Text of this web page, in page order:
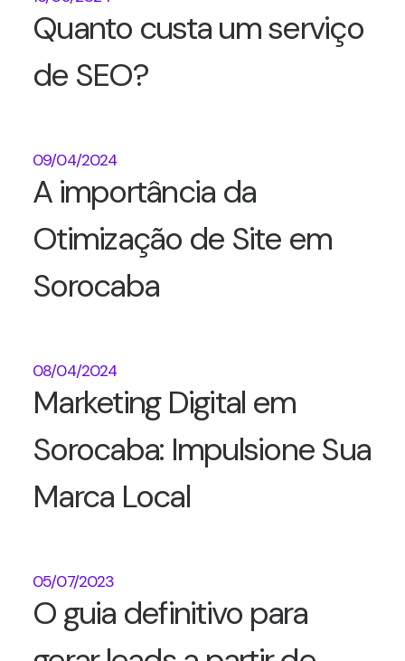
Quanto custa um serviço
de SEO?
09/04/2024
A importância da
Otimização de Site em
Sorocaba
08/04/2024
Marketing Digital em
Sorocaba: Impulsione Sua
Marca Local
05/07/2023
O guia definitivo para